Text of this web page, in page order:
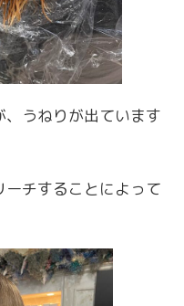
うねりが出ています
チすることによって